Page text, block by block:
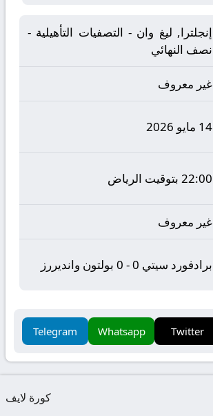
إنجلترا, ليغ وان - التصفيات التأهيلية -
نصف النهائي
غير معروف
14 مايو 2026
22:00 بتوقيت الرياض
غير معروف
برادفورد سيتي 0 - 0 بولتون وانديررز
Twitter
Whatsapp
Telegram
كورة لايف